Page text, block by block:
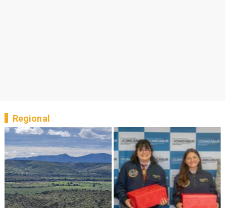
Regional